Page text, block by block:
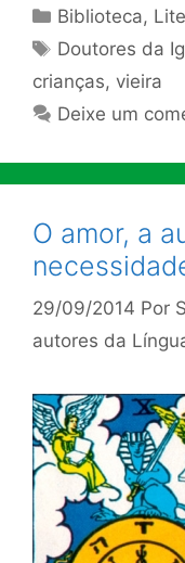
Categorias
Biblioteca,
Tags
Doutores da
crianças, vieira
Deixe um
O amor, a
29/09/2014 Por
autores da